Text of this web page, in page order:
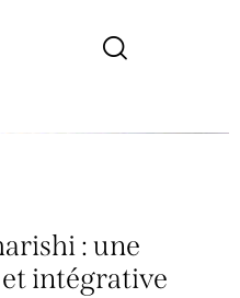
: une
intégrative